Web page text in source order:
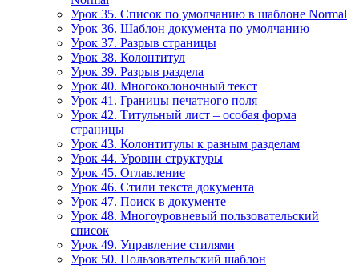
Урок 35. Список по умолчанию в шаблоне Normal
Урок 36. Шаблон документа по умолчанию
Урок 37. Разрыв страницы
Урок 38. Колонтитул
Урок 39. Разрыв раздела
Урок 40. Многоколоночный текст
Урок 41. Границы печатного поля
Урок 42. Титульный лист – особая форма
страницы
Урок 43. Колонтитулы к разным разделам
Урок 44. Уровни структуры
Урок 45. Оглавление
Урок 46. Стили текста документа
Урок 47. Поиск в документе
Урок 48. Многоуровневый пользовательский
список
Урок 49. Управление стилями
Урок 50. Пользовательский шаблон